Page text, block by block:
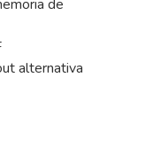
de
alternativa